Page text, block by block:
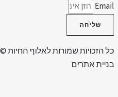
שליחה
הזכויות שמורות לאלוף החיות ©
אתרים